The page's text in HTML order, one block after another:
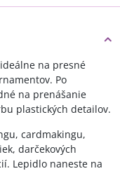
na presné
Po
na prenášanie
plastických detailov.
cardmakingu,
darčekových
Lepidlo naneste na